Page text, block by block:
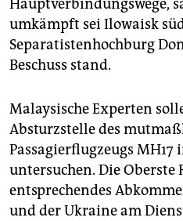
Hauptverbindungswege,
umkämpft sei Ilowaisk
Separatistenhochburg
Beschuss stand.
Malaysische Experten
Absturzstelle des
Passagierflugzeugs
untersuchen. Die Oberste
entsprechendes
und der Ukraine am